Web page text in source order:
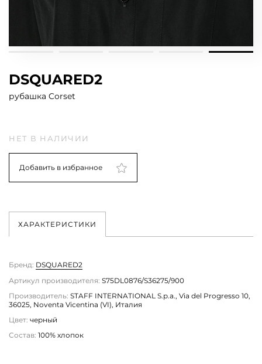
DSQUARED2
рубашка Corset
НЕТ В НАЛИЧИИ
Добавить в избранное
ХАРАКТЕРИСТИКИ
Бренд: DSQUARED2
Артикул производителя: S75DL0876/S36275/900
Производитель: STAFF INTERNATIONAL S.p.a., Via del Progresso 10,
36025, Noventa Vicentina (VI), Италия
Цвет: черный
Состав: 100% хлопок